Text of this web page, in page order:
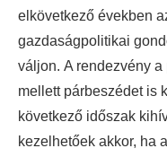
elkövetkező években
gazdaságpolitikai
váljon. A rendezvény
mellett párbeszédet is
következő időszak
kezelhetőek akkor, ha